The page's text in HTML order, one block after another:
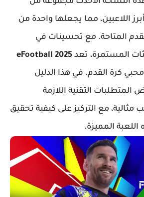
اللاعبين، مما يجعلها واحدة من
المتاحة. مع تحسينات في
المستمرة، تعد eFootball 2025
كرة القدم. في هذا الدليل
التقنية اللازمة
مثالية، مع التركيز على كيفية تحقيق
اللعبة المميزة.